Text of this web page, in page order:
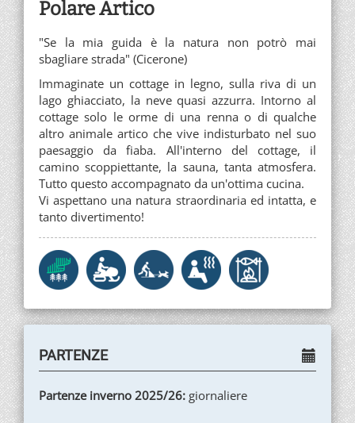
Polare Artico
"Se la mia guida è la natura non potrò mai
sbagliare strada" (Cicerone)
Immaginate un cottage in legno, sulla riva di un
lago ghiacciato, la neve quasi azzurra. Intorno al
cottage solo le orme di una renna o di qualche
altro animale artico che vive indisturbato nel suo
paesaggio da fiaba. All'interno del cottage, il
camino scoppiettante, la sauna, tanta atmosfera.
Tutto questo accompagnato da un'ottima cucina.
Vi aspettano una natura straordinaria ed intatta, e
tanto divertimento!
PARTENZE
Partenze inverno 2025/26: giornaliere